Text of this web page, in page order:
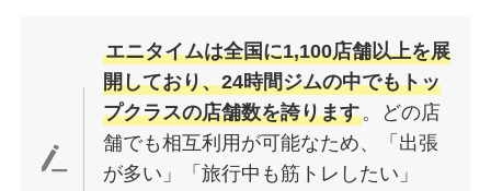
エニタイムは全国に1,100店舗以上を展
開しており、24時間ジムの中でもトッ
プクラスの店舗数を誇ります。どの店
舗でも相互利用が可能なため、「出張
が多い」「旅行中も筋トレしたい」